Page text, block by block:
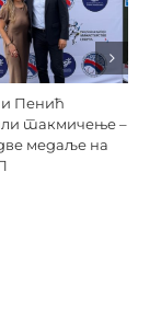
Пенић
такмичење –
медаље на